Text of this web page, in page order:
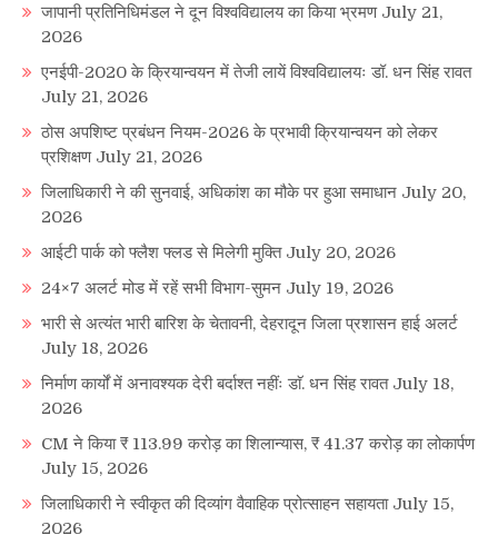
जापानी प्रतिनिधिमंडल ने दून विश्वविद्यालय का किया भ्रमण July 21,
2026
एनईपी-2020 के क्रियान्वयन में तेजी लायें विश्वविद्यालयः डॉ. धन सिंह रावत
July 21, 2026
ठोस अपशिष्ट प्रबंधन नियम-2026 के प्रभावी क्रियान्वयन को लेकर
प्रशिक्षण July 21, 2026
जिलाधिकारी ने की सुनवाई, अधिकांश का मौके पर हुआ समाधान July 20,
2026
आईटी पार्क को फ्लैश फ्लड से मिलेगी मुक्ति July 20, 2026
24×7 अलर्ट मोड में रहें सभी विभाग-सुमन July 19, 2026
भारी से अत्यंत भारी बारिश के चेतावनी, देहरादून जिला प्रशासन हाई अलर्ट
July 18, 2026
निर्माण कार्यों में अनावश्यक देरी बर्दाश्त नहींः डाॅ. धन सिंह रावत July 18,
2026
CM ने किया ₹ 113.99 करोड़ का शिलान्यास, ₹ 41.37 करोड़ का लोकार्पण
July 15, 2026
जिलाधिकारी ने स्वीकृत की दिव्यांग वैवाहिक प्रोत्साहन सहायता July 15,
2026